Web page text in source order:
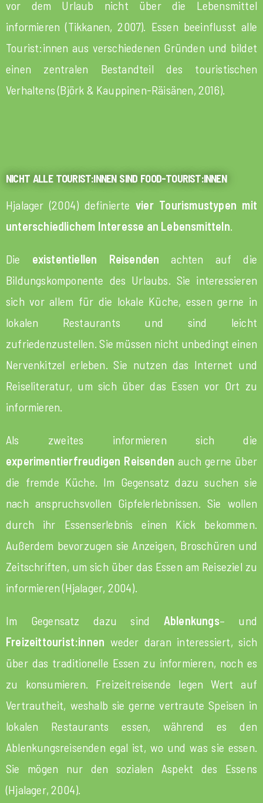
vor dem Urlaub nicht über die Lebensmittel
informieren (Tikkanen, 2007). Essen beeinflusst alle
Tourist:innen aus verschiedenen Gründen und bildet
einen zentralen Bestandteil des touristischen
Verhaltens (Björk & Kauppinen-Räisänen, 2016).
NICHT ALLE TOURIST:INNEN SIND FOOD-TOURIST:INNEN
Hjalager (2004) definierte vier Tourismustypen mit
unterschiedlichem Interesse an Lebensmitteln.
Die existentiellen Reisenden achten auf die
Bildungskomponente des Urlaubs. Sie interessieren
sich vor allem für die lokale Küche, essen gerne in
lokalen Restaurants und sind leicht
zufriedenzustellen. Sie müssen nicht unbedingt einen
Nervenkitzel erleben. Sie nutzen das Internet und
Reiseliteratur, um sich über das Essen vor Ort zu
informieren.
Als zweites informieren sich die
experimentierfreudigen Reisenden auch gerne über
die fremde Küche. Im Gegensatz dazu suchen sie
nach anspruchsvollen Gipfelerlebnissen. Sie wollen
durch ihr Essenserlebnis einen Kick bekommen.
Außerdem bevorzugen sie Anzeigen, Broschüren und
Zeitschriften, um sich über das Essen am Reiseziel zu
informieren (Hjalager, 2004).
Im Gegensatz dazu sind Ablenkungs– und
Freizeittourist:innen weder daran interessiert, sich
über das traditionelle Essen zu informieren, noch es
zu konsumieren. Freizeitreisende legen Wert auf
Vertrautheit, weshalb sie gerne vertraute Speisen in
lokalen Restaurants essen, während es den
Ablenkungsreisenden egal ist, wo und was sie essen.
Sie mögen nur den sozialen Aspekt des Essens
(Hjalager, 2004).